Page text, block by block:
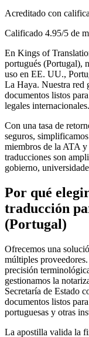
Acreditado con
Calificado 4.95/5 de
En Kings of
portugués (Portugal),
uso en EE. UU.,
La Haya. Nuestra red
documentos listos
legales internacionales.
Con una tasa de
seguros,
miembros de la ATA
traducciones son
gobierno,
Por qué
traducción
(Portugal)
Ofrecemos una
múltiples
precisión
gestionamos la
Secretaría de Estado
documentos listos
portuguesas y otras
La apostilla valida la